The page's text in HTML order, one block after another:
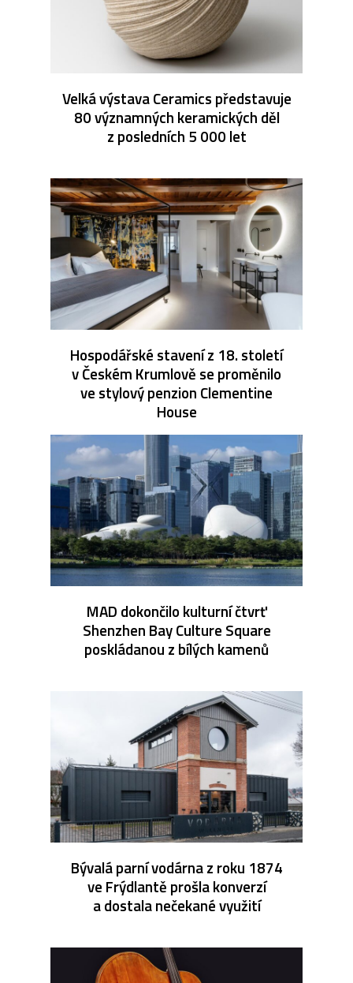
Velká výstava Ceramics představuje
80 významných keramických děl
z posledních 5 000 let
Hospodářské stavení z 18. století
v Českém Krumlově se proměnilo
ve stylový penzion Clementine
House
MAD dokončilo kulturní čtvrť
Shenzhen Bay Culture Square
poskládanou z bílých kamenů
Bývalá parní vodárna z roku 1874
ve Frýdlantě prošla konverzí
a dostala nečekané využití